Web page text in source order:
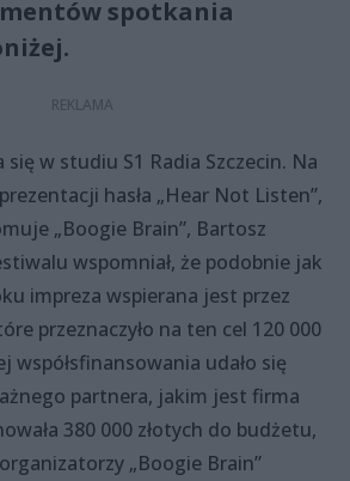
spotkania
się w studiu S1 Radia Szczecin. Na
hasła „Hear Not Listen”,
„Boogie Brain”, Bartosz
wspomniał, że podobnie jak
impreza wspierana jest przez
przeznaczyło na ten cel 120 000
współsfinansowania udało się
partnera, jakim jest firma
380 000 złotych do budżetu,
„Boogie Brain”